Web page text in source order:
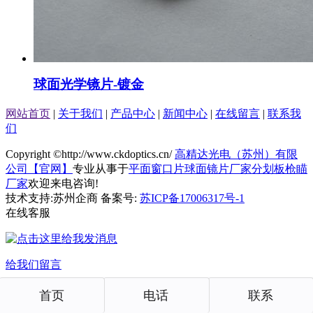
首页 电话 联系
球面光学镜片-镀金
网站首页 | 关于我们 | 产品中心 | 新闻中心 | 在线留言 | 联系我
们
Copyright ©http://www.ckdoptics.cn/高精达光电（苏州）有限
公司【官网】 专业从事于平面窗口片球面镜片厂家分划板枪瞄
厂家欢迎来电咨询!
技术支持:苏州企商 备案号: 苏ICP备17006317号-1
在线客服
给我们留言